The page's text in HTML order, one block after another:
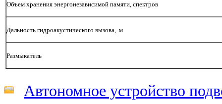
Объем хранения энергонезависимой памяти, спектров
Дальность гидроакустического вызова, м
Размыкатель
Автономное устройство